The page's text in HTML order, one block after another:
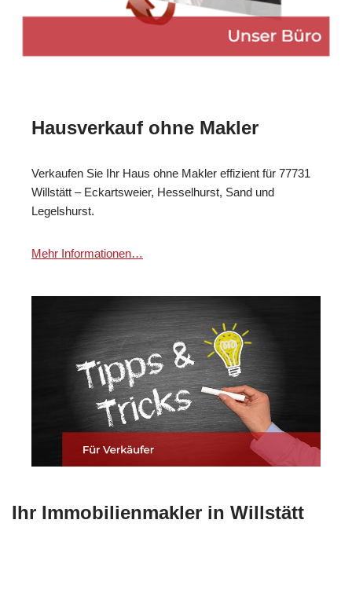
Hausverkauf ohne Makler
Verkaufen Sie Ihr Haus ohne Makler effizient für 77731
Willstätt – Eckartsweier, Hesselhurst, Sand und
Legelshurst.
Mehr Informationen…
Ihr Immobilienmakler in Willstätt